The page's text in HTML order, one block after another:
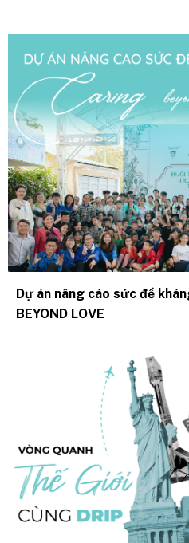
Dự án nâng cáo sức đề
BEYOND LOVE